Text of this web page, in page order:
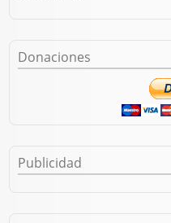
Donaciones
Publicidad